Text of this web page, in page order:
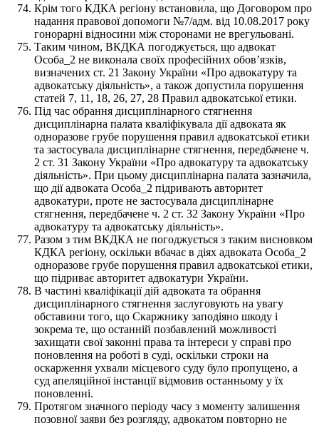
Крім того КДКА регіону встановила, що Договором про
надання правової допомоги №7/адм. від 10.08.2017 року
гонорарні відносини між сторонами не врегульовані.
Таким чином, ВКДКА погоджується, що адвокат
Особа_2 не виконала своїх професійних обов’язків,
визначених ст. 21 Закону України «Про адвокатуру та
адвокатську діяльність», а також допустила порушення
статей 7, 11, 18, 26, 27, 28 Правил адвокатської етики.
Під час обрання дисциплінарного стягнення
дисциплінарна палата кваліфікувала дії адвоката як
одноразове грубе порушення правил адвокатської етики
та застосувала дисциплінарне стягнення, передбачене ч.
2 ст. 31 Закону України «Про адвокатуру та адвокатську
діяльність». При цьому дисциплінарна палата зазначила,
що дії адвоката Особа_2 підривають авторитет
адвокатури, проте не застосувала дисциплінарне
стягнення, передбачене ч. 2 ст. 32 Закону України «Про
адвокатуру та адвокатську діяльність».
Разом з тим ВКДКА не погоджується з таким висновком
КДКА регіону, оскільки вбачає в діях адвоката Особа_2
одноразове грубе порушення правил адвокатської етики,
що підриває авторитет адвокатури України.
В частині кваліфікації дій адвоката та обрання
дисциплінарного стягнення заслуговують на увагу
обставини того, що Скаржнику заподіяно шкоду і
зокрема те, що останній позбавлений можливості
захищати свої законні права та інтереси у справі про
поновлення на роботі в суді, оскільки строки на
оскарження ухвали місцевого суду було пропущено, а
суд апеляційної інстанції відмовив останньому у їх
поновленні.
Протягом значного періоду часу з моменту залишення
позовної заяви без розгляду, адвокатом повторно не